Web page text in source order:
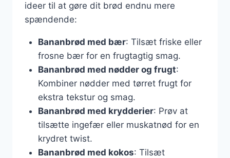
ideer til at gøre dit brød endnu mere
spændende:
Bananbrød med bær: Tilsæt friske eller
frosne bær for en frugtagtig smag.
Bananbrød med nødder og frugt:
Kombiner nødder med tørret frugt for
ekstra tekstur og smag.
Bananbrød med krydderier: Prøv at
tilsætte ingefær eller muskatnød for en
krydret twist.
Bananbrød med kokos: Tilsæt